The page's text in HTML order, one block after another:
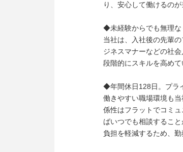
り、安心して働けるのが
◆未経験からでも無理な
当社は、入社後の先輩
ジネスマナーなどの社
段階的にスキルを高めて
◆年間休日128日。プラ
働きやすい職場環境も
係性はフラットでコミ
ばいつでも相談するこ
負担を軽減するため、